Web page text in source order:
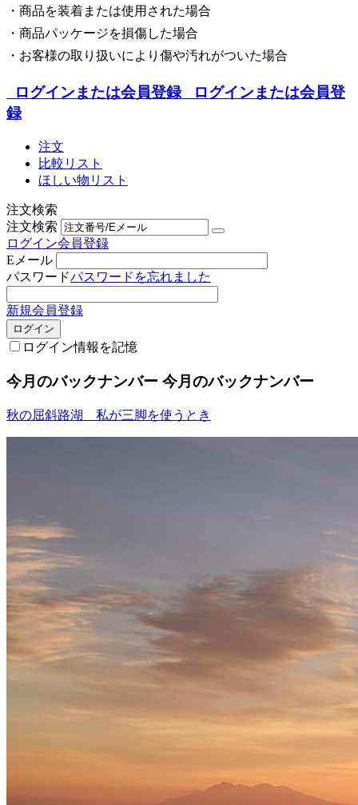
・商品を装着または使用された場合
・商品パッケージを損傷した場合
・お客様の取り扱いにより傷や汚れがついた場合
ログインまたは会員登録
ログインまたは会員登
録
注文
比較リスト
ほしい物リスト
注文検索
注文検索
ログイン会員登録
Eメール
パスワードパスワードを忘れました
新規会員登録
ログイン
ログイン情報を記憶
今月のバックナンバー 今月のバックナンバー
秋の屈斜路湖 私が三脚を使うとき